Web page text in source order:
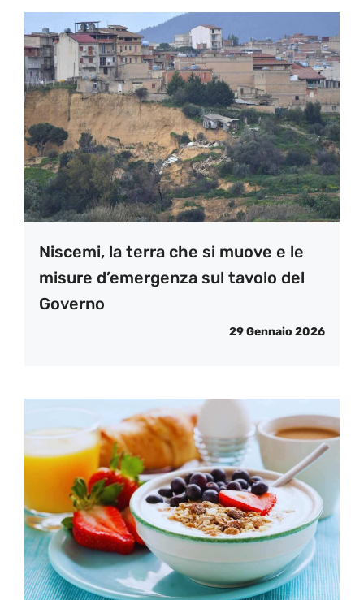
Niscemi, la terra che si muove e le
misure d’emergenza sul tavolo del
Governo
29 Gennaio 2026